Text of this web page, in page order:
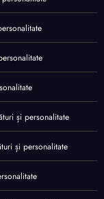
și personalitate
și personalitate